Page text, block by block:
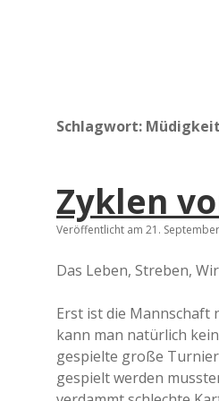
Schlagwort: Müdigkeit
Zyklen
Veröffentlicht am 21.
Das Leben, Streben,
Erst ist die Mannschaft
kann man natürlich
gespielte große
gespielt werden